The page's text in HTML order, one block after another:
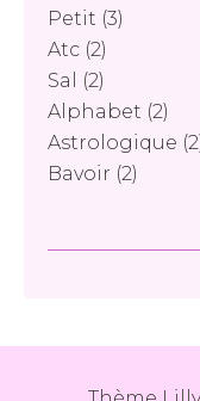
Petit (3)
Atc (2)
Sal
(2)
Alphabet (2)
Astrologique
Bavoir (2)